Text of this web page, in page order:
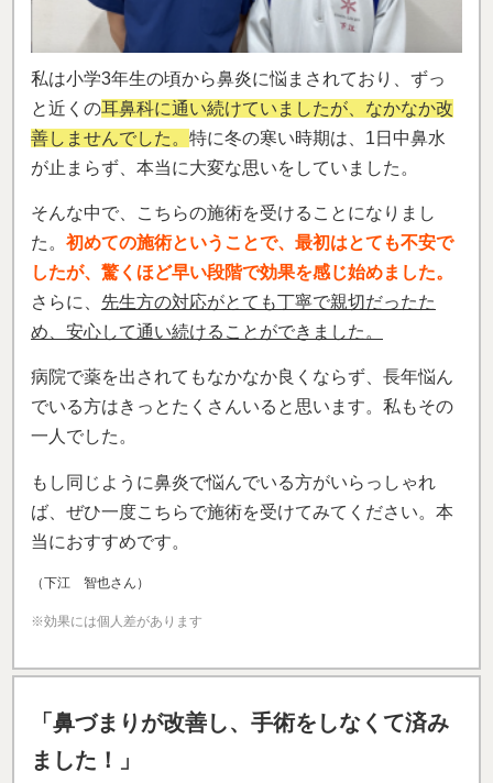
私は小学3年生の頃から鼻炎に悩まされており、ずっ
と近くの耳鼻科に通い続けていましたが、なかなか改
善しませんでした。 特に冬の寒い時期は、1日中鼻水
が止まらず、本当に大変な思いをしていました。
そんな中で、こちらの施術を受けることになりまし
た。 初めての施術ということで、最初はとても不安で
したが、驚くほど早い段階で効果を感じ始めました。
さらに、 先生方の対応がとても丁寧で親切だったた
め、安心して通い続けることができました。
病院で薬を出されてもなかなか良くならず、長年悩ん
でいる方はきっとたくさんいると思います。私もその
一人でした。
もし同じように鼻炎で悩んでいる方がいらっしゃれ
ば、ぜひ一度こちらで施術を受けてみてください。本
当におすすめです。
（下江 智也さん）
※効果には個人差があります
「鼻づまりが改善し、手術をしなくて済み
ました！」